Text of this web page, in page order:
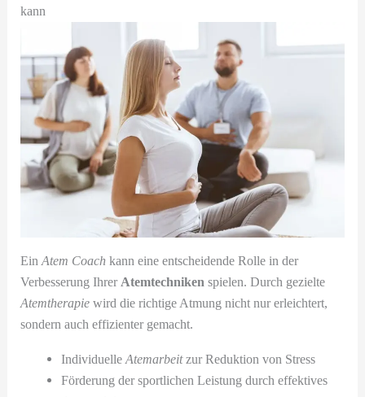
kann
EinAtem Coach kann eine entscheidende Rolle in der
Verbesserung IhrerAtemtechniken spielen. Durch gezielte
Atemtherapie wird die richtige Atmung nicht nur erleichtert,
sondern auch effizienter gemacht.
IndividuelleAtemarbeitzur Reduktion von Stress
Förderung der sportlichen Leistung durch effektives